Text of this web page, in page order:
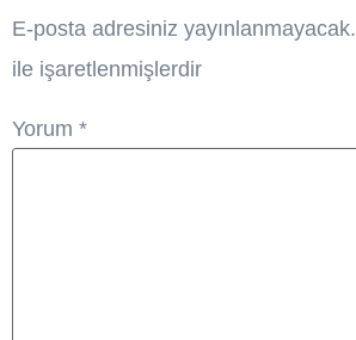
E-posta adresiniz yayınlanmayacak.
ile işaretlenmişlerdir
Yorum *